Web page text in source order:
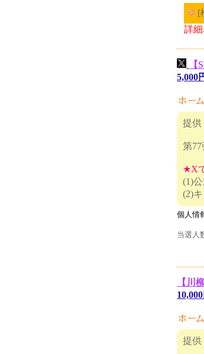
[
詳
【
5,000
提供
第
★X
(1)
個人情
当選人
【川
提供